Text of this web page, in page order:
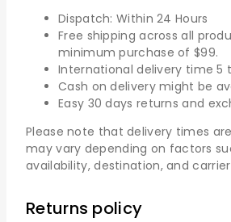
Dispatch: Within 24 Hours
Free shipping across all
minimum purchase of $99.
International delivery time 5
Cash on delivery might be
Easy 30 days returns and
Please note that delivery times
may vary depending on factors
availability, destination, and
Returns policy